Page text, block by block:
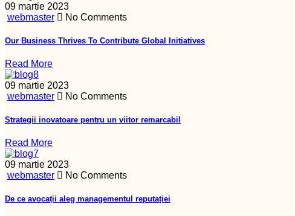
09 martie 2023
webmaster
No Comments
Our Business Thrives To Contribute Global Initiatives
Read More
09 martie 2023
webmaster
No Comments
Strategii inovatoare pentru un viitor remarcabil
Read More
09 martie 2023
webmaster
No Comments
De ce avocații aleg managementul reputației